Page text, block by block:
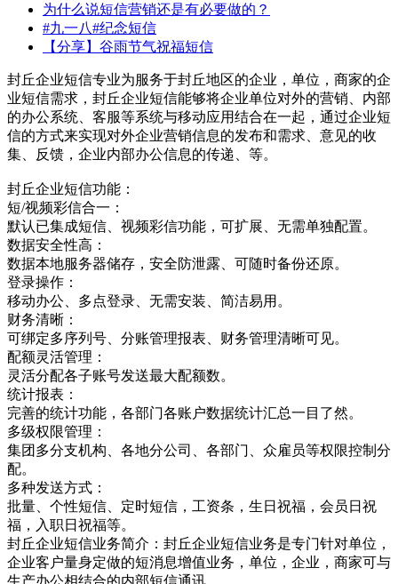
为什么说短信营销还是有必要做的？
#九一八#纪念短信
【分享】谷雨节气祝福短信
封丘企业短信专业为服务于封丘地区的企业，单位，商家的企
业短信需求，封丘企业短信能够将企业单位对外的营销、内部
的办公系统、客服等系统与移动应用结合在一起，通过企业短
信的方式来实现对外企业营销信息的发布和需求、意见的收
集、反馈，企业内部办公信息的传递、等。
封丘企业短信功能：
短/视频彩信合一：
默认已集成短信、视频彩信功能，可扩展、无需单独配置。
数据安全性高：
数据本地服务器储存，安全防泄露、可随时备份还原。
登录操作：
移动办公、多点登录、无需安装、简洁易用。
财务清晰：
可绑定多序列号、分账管理报表、财务管理清晰可见。
配额灵活管理：
灵活分配各子账号发送最大配额数。
统计报表：
完善的统计功能，各部门各账户数据统计汇总一目了然。
多级权限管理：
集团多分支机构、各地分公司、各部门、众雇员等权限控制分
配。
多种发送方式：
批量、个性短信、定时短信，工资条，生日祝福，会员日祝
福，入职日祝福等。
封丘企业短信业务简介：封丘企业短信业务是专门针对单位，
企业客户量身定做的短消息增值业务，单位，企业，商家可与
生产办公相结合的内部短信通讯，